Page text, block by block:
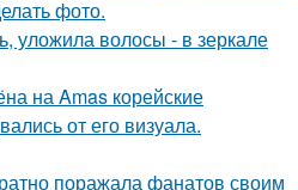
фото.
уложила волосы - в зеркале
на Amas корейские
от его визуала.
поражала фанатов своим